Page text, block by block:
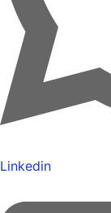
Linkedin